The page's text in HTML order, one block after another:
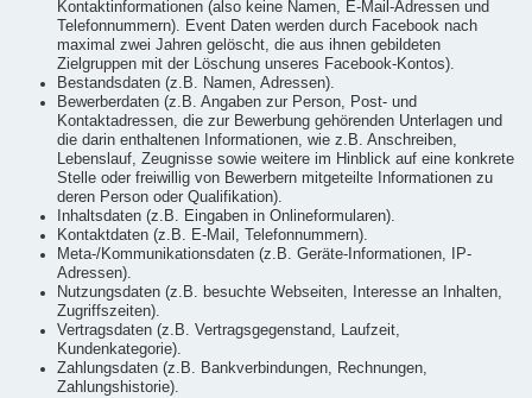
Kontaktinformationen (also keine Namen, E-Mail-Adressen und
Telefonnummern). Event Daten werden durch Facebook nach
maximal zwei Jahren gelöscht, die aus ihnen gebildeten
Zielgruppen mit der Löschung unseres Facebook-Kontos).
Bestandsdaten (z.B. Namen, Adressen).
Bewerberdaten (z.B. Angaben zur Person, Post- und
Kontaktadressen, die zur Bewerbung gehörenden Unterlagen und
die darin enthaltenen Informationen, wie z.B. Anschreiben,
Lebenslauf, Zeugnisse sowie weitere im Hinblick auf eine konkrete
Stelle oder freiwillig von Bewerbern mitgeteilte Informationen zu
deren Person oder Qualifikation).
Inhaltsdaten (z.B. Eingaben in Onlineformularen).
Kontaktdaten (z.B. E-Mail, Telefonnummern).
Meta-/Kommunikationsdaten (z.B. Geräte-Informationen, IP-
Adressen).
Nutzungsdaten (z.B. besuchte Webseiten, Interesse an Inhalten,
Zugriffszeiten).
Vertragsdaten (z.B. Vertragsgegenstand, Laufzeit,
Kundenkategorie).
Zahlungsdaten (z.B. Bankverbindungen, Rechnungen,
Zahlungshistorie).